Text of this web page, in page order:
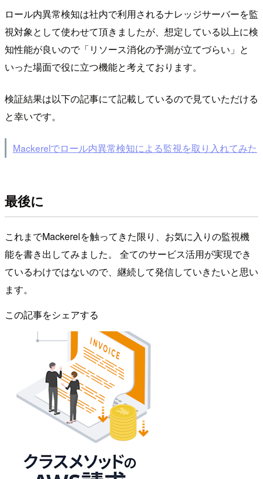
ロール内異常検知は社内で利用されるナレッジサーバーを監
視対象として使わせて頂きましたが、想定している以上に検
知性能が良いので「リソース消化の予測が立てづらい」と
いった場面で役に立つ機能と考えております。
検証結果は以下の記事にて記載しているので見ていただける
と幸いです。
Mackerelでロール内異常検知による監視を取り入れてみた
最後に
これまでMackerelを触ってきた限り、お気に入りの監視機
能を書き出してみました。 全てのサービス活用が実現でき
ているわけではないので、継続して発信していきたいと思い
ます。
この記事をシェアする